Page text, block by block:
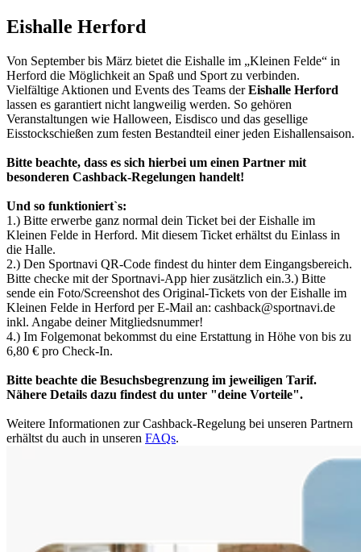
Eishalle Herford
Von September bis März bietet die Eishalle im „Kleinen Felde“ in
Herford die Möglichkeit an Spaß und Sport zu verbinden.
Vielfältige Aktionen und Events des Teams derEishalle Herford
lassen es garantiert nicht langweilig werden. So gehören
Veranstaltungen wie Halloween, Eisdisco und das gesellige
Eisstockschießen zum festen Bestandteil einer jeden Eishallensaison.
Bitte beachte, dass es sich hierbei um einen Partner mit
besonderen Cashback-Regelungen handelt!
Und so funktioniert`s:
1.) Bitte erwerbe ganz normal dein Ticket bei der Eishalle im
Kleinen Felde in Herford. Mit diesem Ticket erhältst du Einlass in
die Halle.
2.) Den Sportnavi QR-Code findest du hinter dem Eingangsbereich.
Bitte checke mit der Sportnavi-App hier zusätzlich ein.3.) Bitte
sende ein Foto/Screenshot des Original-Tickets von der Eishalle im
Kleinen Felde in Herford per E-Mail an: cashback@sportnavi.de
inkl. Angabe deiner Mitgliedsnummer!
4.) Im Folgemonat bekommst du eine Erstattung in Höhe von bis zu
6,80 € pro Check-In.
Bitte beachte die Besuchsbegrenzung im jeweiligen Tarif.
Nähere Details dazu findest du unter "deine Vorteile".
Weitere Informationen zur Cashback-Regelung bei unseren Partnern
erhältst du auch in unseren FAQs.